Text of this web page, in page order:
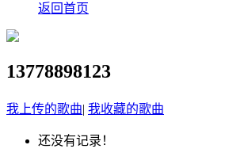
返回首页
13778898123
我上传的歌曲| 我收藏的歌曲
还没有记录！